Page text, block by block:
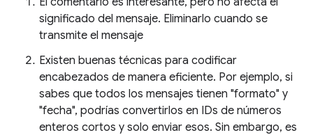
significado del mensaje. Eliminarlo cuando se
transmite el mensaje
Existen buenas técnicas para codificar
encabezados de manera eficiente. Por ejemplo, si
sabes que todos los mensajes tienen "formato" y
"fecha", podrías convertirlos en IDs de números
enteros cortos y solo enviar esos. Sin embargo, es